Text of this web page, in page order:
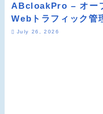
ABcloakPro – オー
Webトラフィック管
July 26, 2026